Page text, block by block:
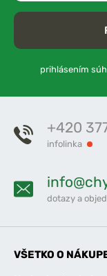
prihlásením
+420
infolinka
dotazy a
VŠETKO O